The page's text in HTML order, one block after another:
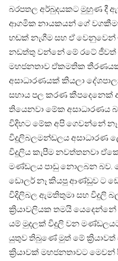
බරපතල අර්බුදයකට මුහුණ දී
ආගමික නායකයන් ගේ
හඬක් නැගීම සහ ඒ
නඩත්තු වන්නේ මේ රටේ
මහජනතාව ඒකමතික
අසාධාරණයක් කියලා
සහාය පල කරණ කීපදෙනෙක්
තියෙනවා මේක අසාධාරණය
විදිහට මේක අපි ගෙවන්නේ
විදුලිබලමන්ඩලය අසාධාරණ
විදුලිය කැපීම නවත්තනවා
මණ්ඩලය පාඩු නොලබන බව.
ඩොලර් නෑ කියපු ආණ්ඩුව ට
විදිලිබල ඇමතිතුමා සහ විදුලි
ක්‍රියාවලියක තමයි යෙදෙන්නේ
යම් මුදලක් විදුලි වන
යුතුව තිබුණේ මුත් මේ
ක්‍රියාවක් මහජනතාවට